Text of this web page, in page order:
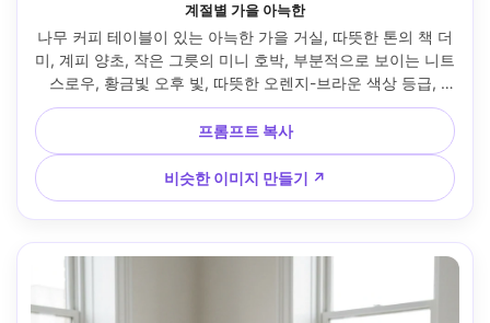
계절별 가을 아늑한
나무 커피 테이블이 있는 아늑한 가을 거실, 따뜻한 톤의 책 더
미, 계피 양초, 작은 그릇의 미니 호박, 부분적으로 보이는 니트
스로우, 황금빛 오후 빛, 따뜻한 오렌지-브라운 색상 등급,
Canon R5, 50mm, f/2, 얕은 피사계, 사실적인 라이프스타일
인테리어 장면 --ar 4:5
프롬프트 복사
비슷한 이미지 만들기 ↗